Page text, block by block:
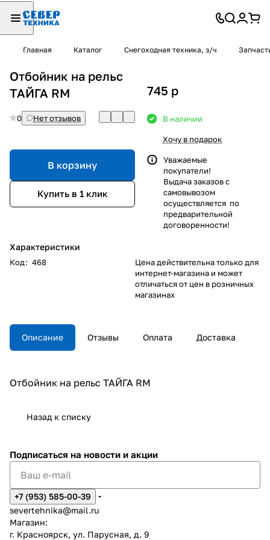
Главная Каталог Снегоходная техника, з/ч
Отбойник на рельс
ТАЙГА RM
0 Нет отзывов
В корзину
Купить в 1 клик
Характеристики
Код: 468
745 p
В наличии
Хочу в подарок
Уважаемые
покупатели!
Выдача заказов с
самовывозом
осуществляется по
предварительной
договоренности!
Цена действительна только для
интернет-магазина и может
отличаться от цен в розничных
магазинах
Описание Отзывы Оплата Доставка
Отбойник на рельс ТАЙГА RM
Назад к списку
Подписаться на новости и акции
+7 (953) 585-00-39
severtehnika@mail.ru
Магазин:
г. Красноярск, ул. Парусная, д. 9